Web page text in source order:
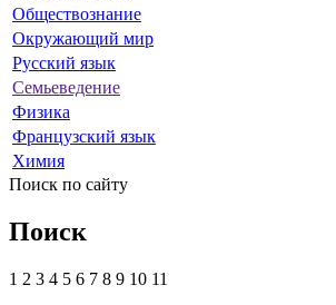
Обществознание
Окружающий мир
Русский язык
Семьеведение
Физика
Французский язык
Химия
Поиск по сайту
Поиск
1 2 3 4 5 6 7 8 9 10 11